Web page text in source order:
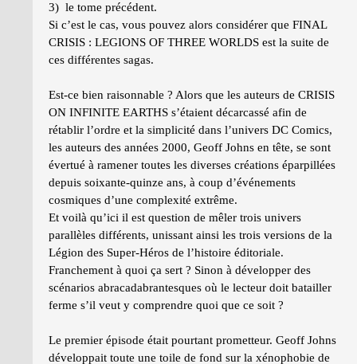
3) le tome précédent.
Si c’est le cas, vous pouvez alors considérer que FINAL
CRISIS : LEGIONS OF THREE WORLDS est la suite de
ces différentes sagas.
Est-ce bien raisonnable ? Alors que les auteurs de CRISIS
ON INFINITE EARTHS s’étaient décarcassé afin de
rétablir l’ordre et la simplicité dans l’univers DC Comics,
les auteurs des années 2000, Geoff Johns en tête, se sont
évertué à ramener toutes les diverses créations éparpillées
depuis soixante-quinze ans, à coup d’événements
cosmiques d’une complexité extrême.
Et voilà qu’ici il est question de mêler trois univers
parallèles différents, unissant ainsi les trois versions de la
Légion des Super-Héros de l’histoire éditoriale.
Franchement à quoi ça sert ? Sinon à développer des
scénarios abracadabrantesques où le lecteur doit batailler
ferme s’il veut y comprendre quoi que ce soit ?
Le premier épisode était pourtant prometteur. Geoff Johns
développait toute une toile de fond sur la xénophobie de